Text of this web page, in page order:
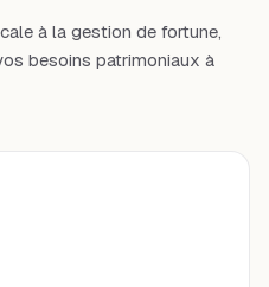
à la gestion de fortune,
besoins patrimoniaux à